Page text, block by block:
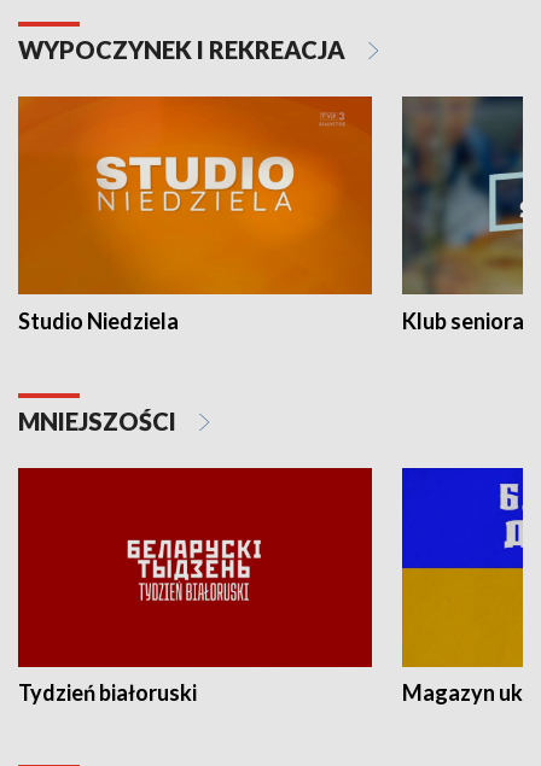
WYPOCZYNEK I REKREACJA
Studio Niedziela Klub seniora
MNIEJSZOŚCI
Tydzień białoruski Magazyn